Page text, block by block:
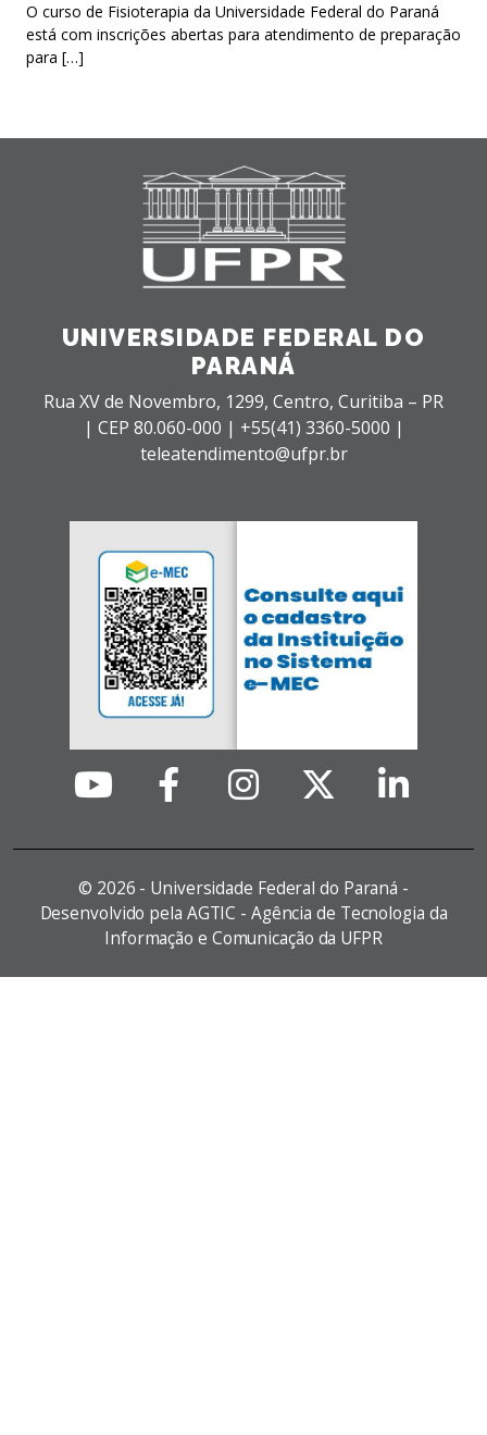
O curso de Fisioterapia da Universidade Federal do Paraná
está com inscrições abertas para atendimento de preparação
para […]
UNIVERSIDADE FEDERAL DO
PARANÁ
Rua XV de Novembro, 1299, Centro, Curitiba – PR
| CEP 80.060-000 | +55(41) 3360-5000 |
teleatendimento@ufpr.br
© 2026 - Universidade Federal do Paraná -
Desenvolvido pela AGTIC - Agência de Tecnologia da
Informação e Comunicação da UFPR